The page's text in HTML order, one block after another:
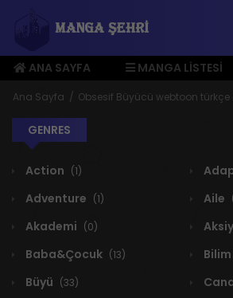
ANA SAYFA
MANGA LISTESI
ÜYE MENÜSÜ
Ana Sayfa Obsesif Büyücü webtoon türkçe
GENRES
Action (1)
Adventure (1) Aile
Akademi (0)
Baba&Çocuk (13)
Büyü (33)